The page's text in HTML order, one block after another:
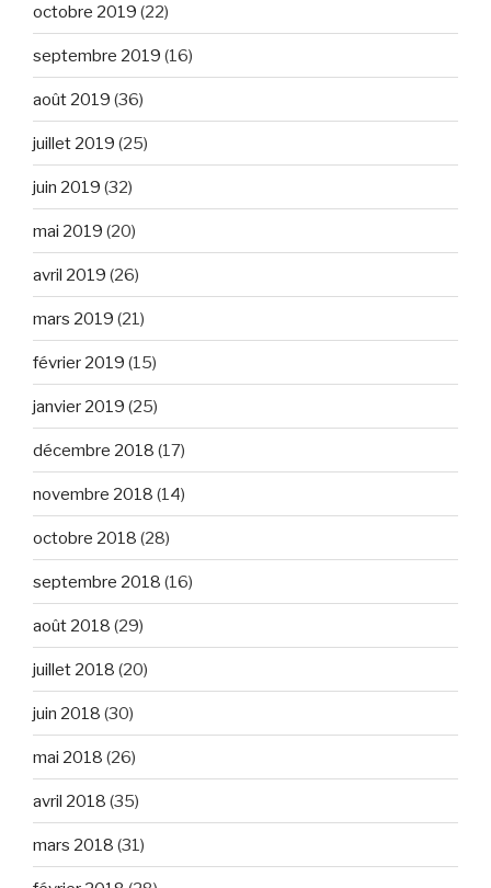
octobre 2019 (22)
septembre 2019 (16)
août 2019 (36)
juillet 2019 (25)
juin 2019 (32)
mai 2019 (20)
avril 2019 (26)
mars 2019 (21)
février 2019 (15)
janvier 2019 (25)
décembre 2018 (17)
novembre 2018 (14)
octobre 2018 (28)
septembre 2018 (16)
août 2018 (29)
juillet 2018 (20)
juin 2018 (30)
mai 2018 (26)
avril 2018 (35)
mars 2018 (31)